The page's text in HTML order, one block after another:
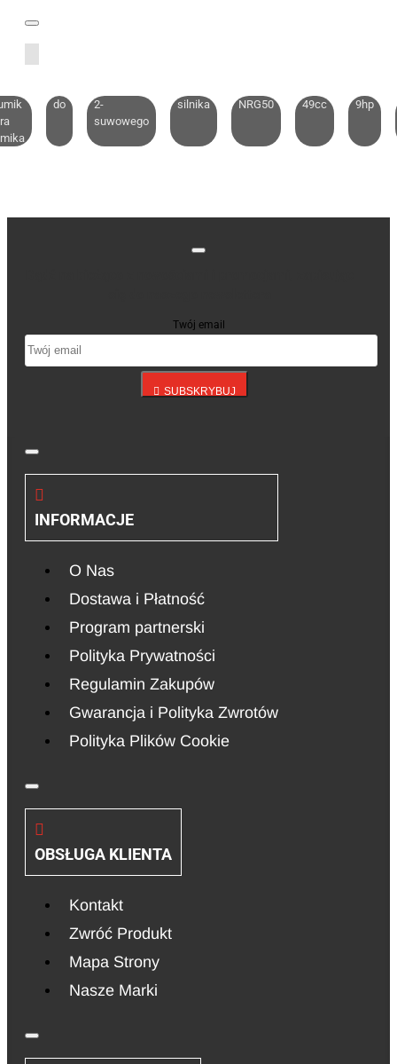
do
2-
suwowego
silnika NRG50 49cc 9hp
Twój email
SUBSKRYBUJ
INFORMACJE
O Nas
Dostawa i Płatność
Program partnerski
Polityka Prywatności
Regulamin Zakupów
Gwarancja i Polityka Zwrotów
Polityka Plików Cookie
OBSŁUGA KLIENTA
Kontakt
Zwróć Produkt
Mapa Strony
Nasze Marki